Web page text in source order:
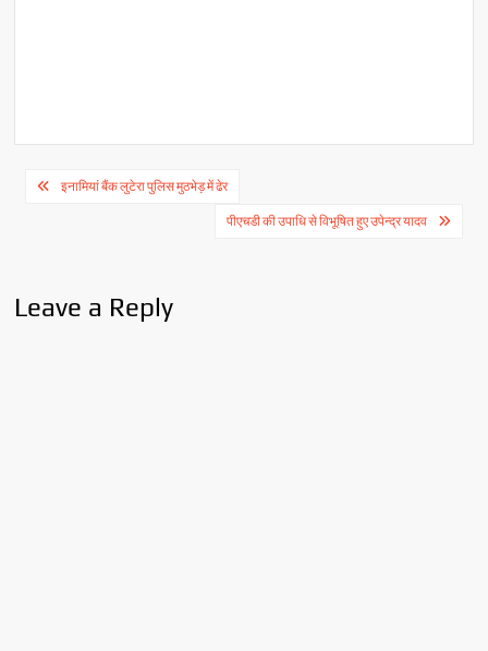
Postइनामियां बैंक लुटेरा पुलिस मुठभेड़ में ढेर
पीएचडी की उपाधि से विभूषित हुए उपेन्द्र यादव
Leave a Reply